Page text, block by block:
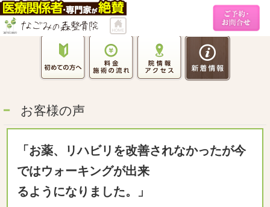
お客様の声
「お薬、リハビリを改善されなかったが今
ではウォーキングが出来
るようになりました。」